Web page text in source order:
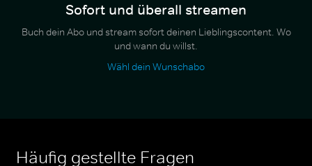
Sofort und überall streamen
Buch dein Abo und stream sofort deinen Lieblingscontent. Wo
und wann du willst.
Wähl dein Wunschabo
Häufig gestellte Fragen